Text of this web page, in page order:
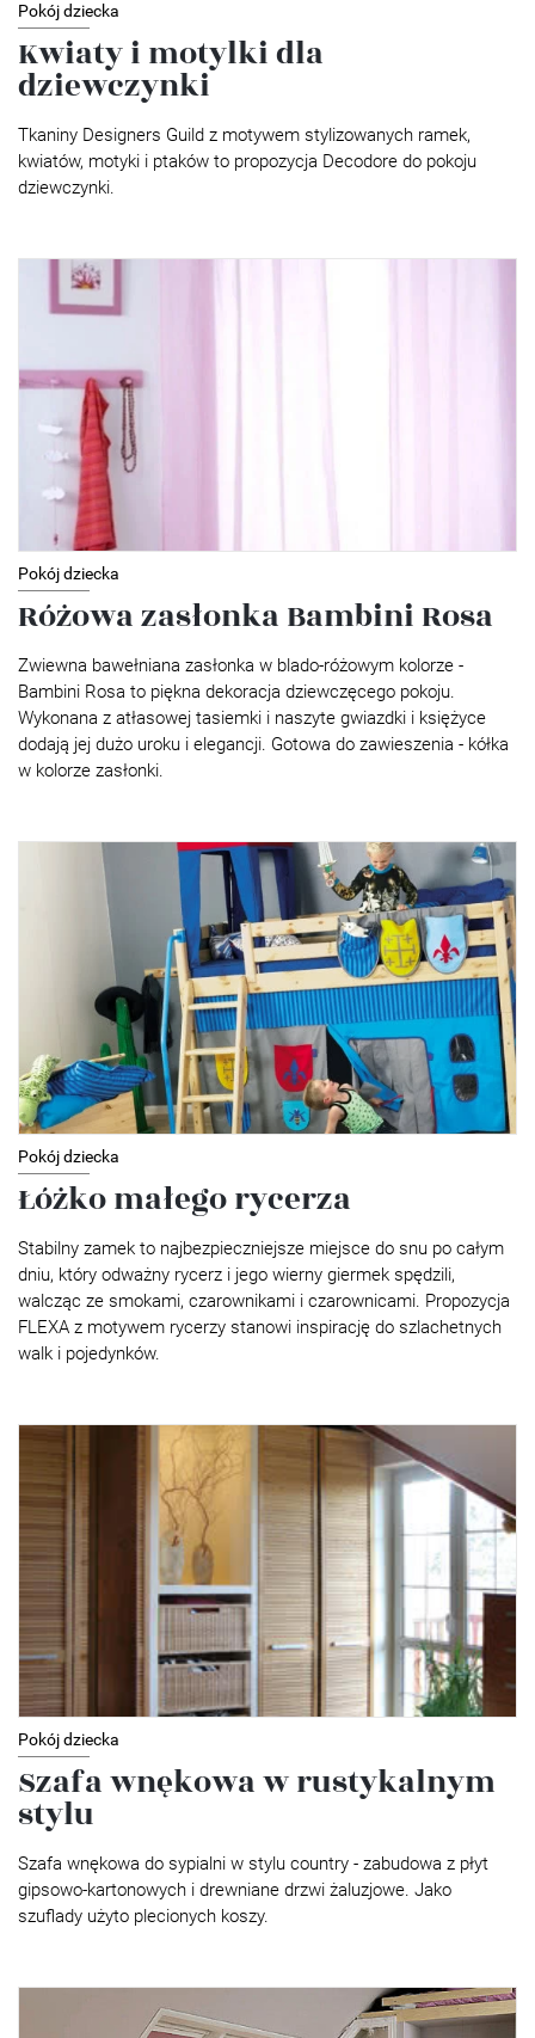
Pokój dziecka
Kwiaty i motylki dla
dziewczynki
Tkaniny Designers Guild z motywem stylizowanych ramek,
kwiatów, motyki i ptaków to propozycja Decodore do pokoju
dziewczynki.
Pokój dziecka
Różowa zasłonka Bambini Rosa
Zwiewna bawełniana zasłonka w blado-różowym kolorze -
Bambini Rosa to piękna dekoracja dziewczęcego pokoju.
Wykonana z atłasowej tasiemki i naszyte gwiazdki i księżyce
dodają jej dużo uroku i elegancji. Gotowa do zawieszenia - kółka
w kolorze zasłonki.
Pokój dziecka
Łóżko małego rycerza
Stabilny zamek to najbezpieczniejsze miejsce do snu po całym
dniu, który odważny rycerz i jego wierny giermek spędzili,
walcząc ze smokami, czarownikami i czarownicami. Propozycja
FLEXA z motywem rycerzy stanowi inspirację do szlachetnych
walk i pojedynków.
Pokój dziecka
Szafa wnękowa w rustykalnym
stylu
Szafa wnękowa do sypialni w stylu country - zabudowa z płyt
gipsowo-kartonowych i drewniane drzwi żaluzjowe. Jako
szuflady użyto plecionych koszy.